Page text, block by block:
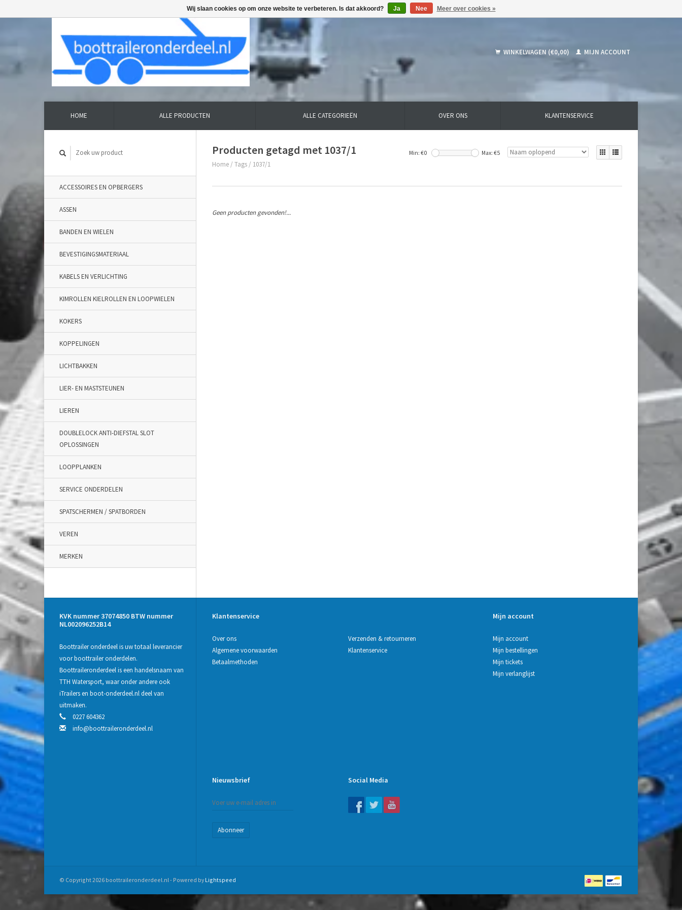
WINKELWAGEN (€0,00) MIJN ACCOUNT
HOME ALLE PRODUCTEN ALLE CATEGORIEËN OVER ONS KLANTENSERVICE
ACCESSOIRES EN OPBERGERS
ASSEN
BANDEN EN WIELEN
BEVESTIGINGSMATERIAAL
KABELS EN VERLICHTING
KIMROLLEN KIELROLLEN EN LOOPWIELEN
KOKERS
KOPPELINGEN
LICHTBAKKEN
LIER- EN MASTSTEUNEN
LIEREN
DOUBLELOCK ANTI-DIEFSTAL SLOT
OPLOSSINGEN
LOOPPLANKEN
SERVICE ONDERDELEN
SPATSCHERMEN / SPATBORDEN
VEREN
MERKEN
Producten getagd met 1037/1
Home / Tags / 1037/1
Min: €0 Max: €5
Geen producten gevonden!...
KVK nummer 37074850 BTW nummer
NL002096252B14
Boottrailer onderdeel is uw totaal leverancier
voor boottrailer onderdelen.
Boottraileronderdeel is een handelsnaam van
TTH Watersport, waar onder andere ook
iTrailers en boot-onderdeel.nl deel van
uitmaken.
0227 604362
info@boottraileronderdeel.nl
Klantenservice
Over ons
Algemene voorwaarden
Betaalmethoden
Verzenden & retourneren
Klantenservice
Mijn account
Mijn account
Mijn bestellingen
Mijn tickets
Mijn verlanglijst
Nieuwsbrief
Abonneer
Social Media
© Copyright 2026 boottraileronderdeel.nl - Powered byLightspeed
Wij slaan cookies op om onze website te verbeteren. Is dat akkoord? Ja Nee Meer over cookies »